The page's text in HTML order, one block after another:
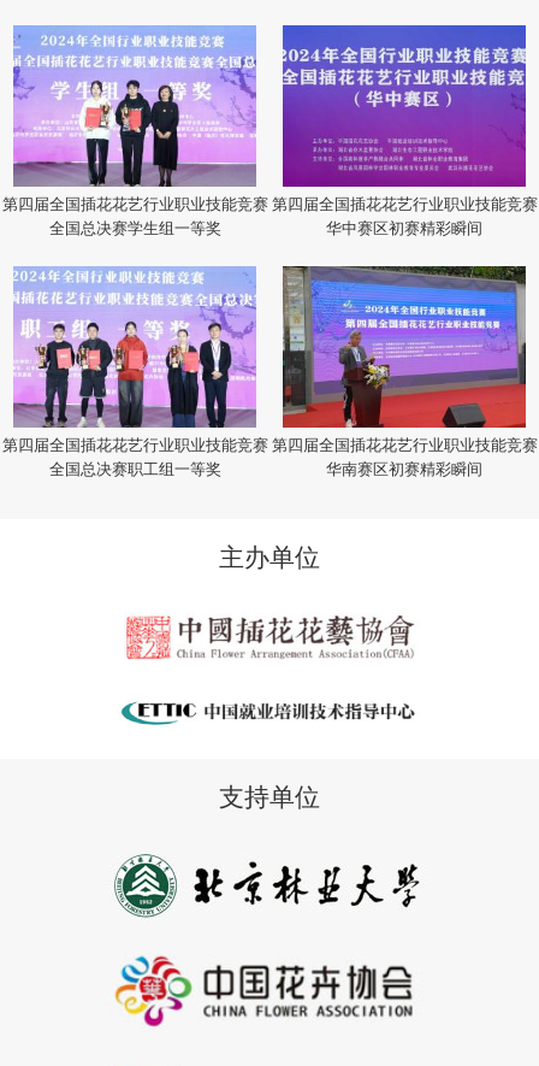
第四届全国插花花艺行业职业技能竞赛
全国总决赛学生组一等奖
第四届全国插花花艺行业职业技能竞赛
华中赛区初赛精彩瞬间
第四届全国插花花艺行业职业技能竞赛
全国总决赛职工组一等奖
第四届全国插花花艺行业职业技能竞赛
华南赛区初赛精彩瞬间
主办单位
支持单位